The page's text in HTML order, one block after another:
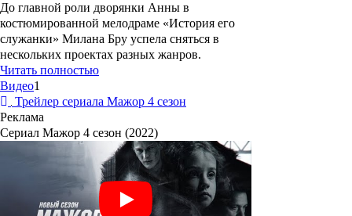
До главной роли дворянки Анны в
костюмированной мелодраме «История его
служанки» Милана Бру успела сняться в
нескольких проектах разных жанров.
Читать полностью
Видео1
Трейлер сериала Мажор 4 сезон
Реклама
Сериал Мажор 4 сезон (2022)